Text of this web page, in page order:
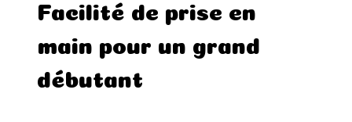
Facilité de prise en
main pour un grand
débutant